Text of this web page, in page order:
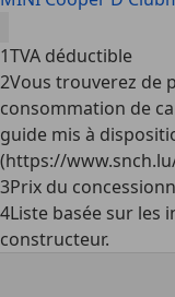
1TVA déductible
2Vous trouverez de
consommation de
guide mis à
(https://
3Prix du
4Liste basée sur
constructeur.